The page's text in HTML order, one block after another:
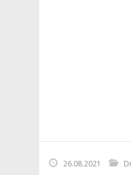
26.08.2021